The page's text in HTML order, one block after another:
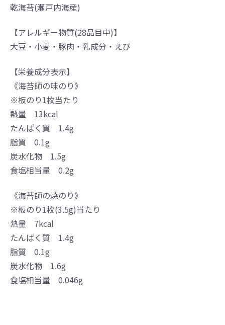
乾海苔(瀬戸内海産)
【アレルギー物質(28品目中)】
大豆・小麦・豚肉・乳成分・えび
【栄養成分表示】
《海苔師の味のり》
※板のり1枚当たり
熱量 13kcal
たんぱく質 1.4g
脂質 0.1g
炭水化物 1.5g
食塩相当量 0.2g
《海苔師の焼のり》
※板のり1枚(3.5g)当たり
熱量 7kcal
たんぱく質 1.4g
脂質 0.1g
炭水化物 1.6g
食塩相当量 0.046g